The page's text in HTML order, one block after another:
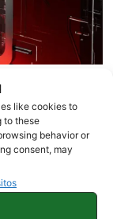
like cookies to
to these
behavior or
consent, may
8 Gen
para